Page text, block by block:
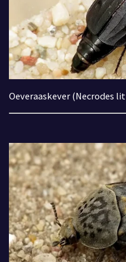
Oeveraaskever (Necrodes